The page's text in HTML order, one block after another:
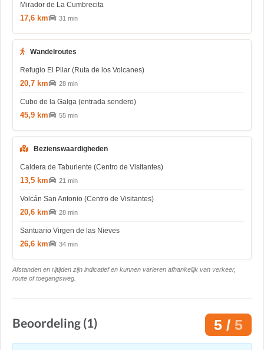
Mirador de La Cumbrecita
17,6 km 31 min
Wandelroutes
Refugio El Pilar (Ruta de los Volcanes)
20,7 km 28 min
Cubo de la Galga (entrada sendero)
45,9 km 55 min
Bezienswaardigheden
Caldera de Taburiente (Centro de Visitantes)
13,5 km 21 min
Volcán San Antonio (Centro de Visitantes)
20,6 km 28 min
Santuario Virgen de las Nieves
26,6 km 34 min
Afstanden en rijtijden zijn indicatief en kunnen varieren afhankelijk van verkeer,
route of toegangsweg.
Beoordeling (1) 5 / 5